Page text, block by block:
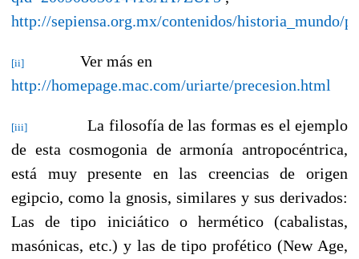
http://sepiensa.org.mx/contenidos/historia_mundo/
[ii]
Ver más en
http://homepage.mac.com/uriarte/precesion.html
[iii]
La filosofía de las formas es el ejemplo
de esta cosmogonia de armonía antropocéntrica,
está muy presente en las creencias de origen
egipcio, como la gnosis, similares y sus derivados:
Las de tipo iniciático o hermético (cabalistas,
masónicas, etc.) y las de tipo profético (New Age,